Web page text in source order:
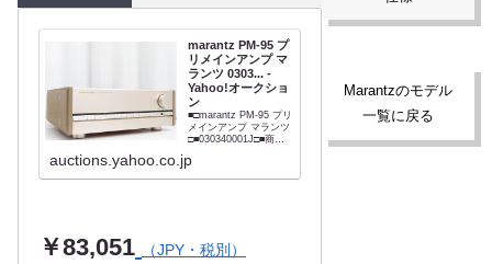
marantz PM-95 プ
リメインアンプ マ
ランツ 0303... -
Yahoo!オークショ
ン
■□marantz PM-95 プリ
メインアンプ マランツ
□■030340001J□■商品
marantz■型番 : PM-
auctions.yahoo.co.jp
￥83,051 （JPY・税別）
Marantzのモデル
一覧に戻る